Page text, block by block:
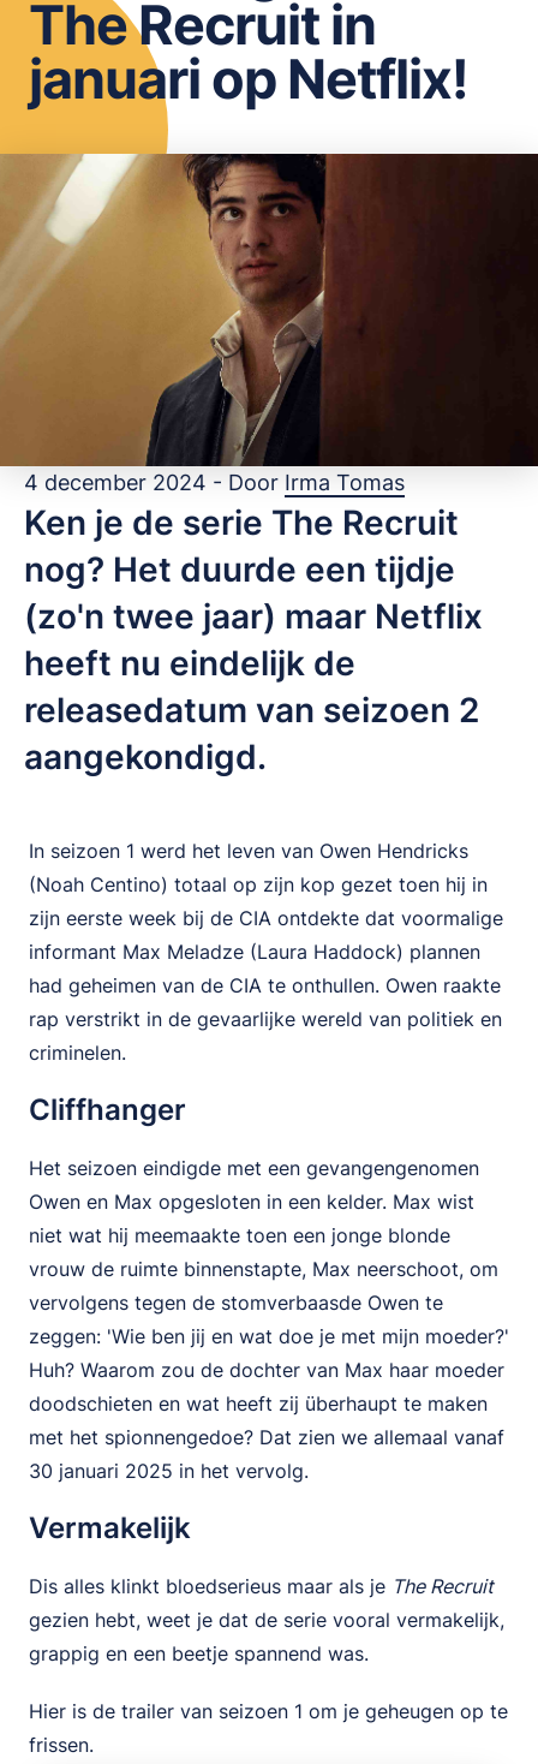
OPSLAAN
The Recruit in
januari op Netflix!
4 december 2024 - Door Irma Tomas
Ken je de serie The Recruit
nog? Het duurde een tijdje
(zo'n twee jaar) maar Netflix
heeft nu eindelijk de
releasedatum van seizoen 2
aangekondigd.
In seizoen 1 werd het leven van Owen Hendricks
(Noah Centino) totaal op zijn kop gezet toen hij in
zijn eerste week bij de CIA ontdekte dat voormalige
informant Max Meladze (Laura Haddock) plannen
had geheimen van de CIA te onthullen. Owen raakte
rap verstrikt in de gevaarlijke wereld van politiek en
criminelen.
Cliffhanger
Het seizoen eindigde met een gevangengenomen
Owen en Max opgesloten in een kelder. Max wist
niet wat hij meemaakte toen een jonge blonde
vrouw de ruimte binnenstapte, Max neerschoot, om
vervolgens tegen de stomverbaasde Owen te
zeggen: 'Wie ben jij en wat doe je met mijn moeder?'
Huh? Waarom zou de dochter van Max haar moeder
doodschieten en wat heeft zij überhaupt te maken
met het spionnengedoe? Dat zien we allemaal vanaf
30 januari 2025 in het vervolg.
Vermakelijk
Dis alles klinkt bloedserieus maar als je The Recruit
gezien hebt, weet je dat de serie vooral vermakelijk,
grappig en een beetje spannend was.
Hier is de trailer van seizoen 1 om je geheugen op te
frissen.